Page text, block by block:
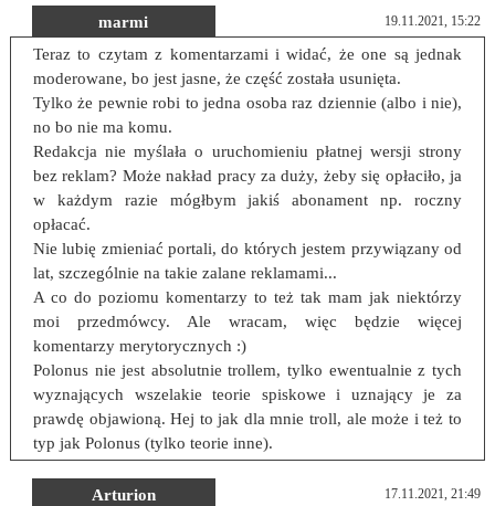
marmi 19.11.2021, 15:22
Teraz to czytam z komentarzami i widać, że one są jednak
moderowane, bo jest jasne, że część została usunięta.
Tylko że pewnie robi to jedna osoba raz dziennie (albo i nie),
no bo nie ma komu.
Redakcja nie myślała o uruchomieniu płatnej wersji strony
bez reklam? Może nakład pracy za duży, żeby się opłaciło, ja
w każdym razie mógłbym jakiś abonament np. roczny
opłacać.
Nie lubię zmieniać portali, do których jestem przywiązany od
lat, szczególnie na takie zalane reklamami...
A co do poziomu komentarzy to też tak mam jak niektórzy
moi przedmówcy. Ale wracam, więc będzie więcej
komentarzy merytorycznych :)
Polonus nie jest absolutnie trollem, tylko ewentualnie z tych
wyznających wszelakie teorie spiskowe i uznający je za
prawdę objawioną. Hej to jak dla mnie troll, ale może i też to
typ jak Polonus (tylko teorie inne).
Arturion 17.11.2021, 21:49